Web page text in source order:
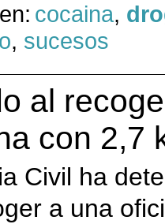
cocaina,
, sucesos
al
con 2,7
Civil ha
a una